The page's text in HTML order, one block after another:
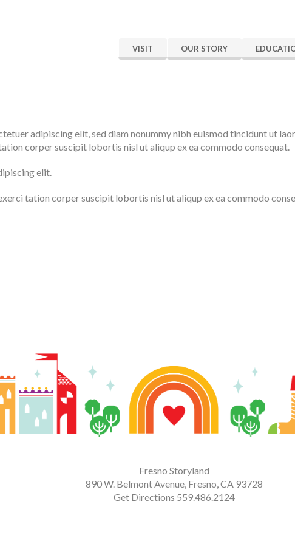
VISIT OUR STORY
adipiscing elit, sed diam nonummy nibh euismod tincidunt ut
corper suscipit lobortis nisl ut aliqup ex ea commodo consequat.
elit.
tation corper suscipit lobortis nisl ut aliqup ex ea commodo
Fresno Storyland
890 W. Belmont Avenue, Fresno, CA 93728
Get Directions 559.486.2124